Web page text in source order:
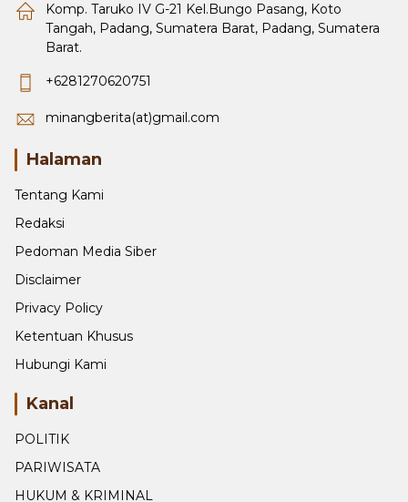
Komp. Taruko IV G-21 Kel.Bungo Pasang, Koto
Tangah, Padang, Sumatera Barat, Padang, Sumatera
Barat.
+6281270620751
minangberita(at)gmail.com
Halaman
Tentang Kami
Redaksi
Pedoman Media Siber
Disclaimer
Privacy Policy
Ketentuan Khusus
Hubungi Kami
Kanal
POLITIK
PARIWISATA
HUKUM & KRIMINAL